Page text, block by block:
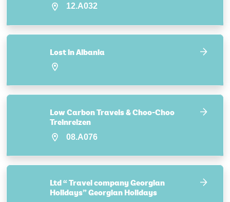
12.A032
Lost in Albania
Low Carbon Travels & Choo-Choo
Treinreizen
08.A076
Ltd “ Travel company Georgian
Holidays” Georgian Holidays